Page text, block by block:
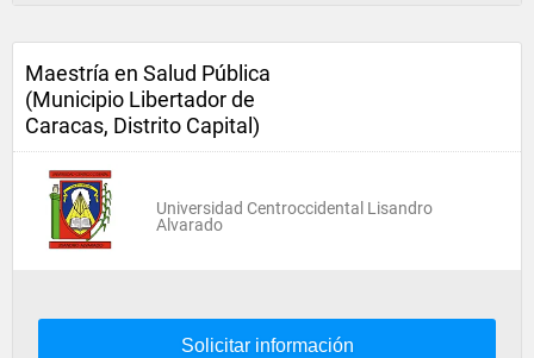
Maestría en Salud Pública
(Municipio Libertador de
Caracas, Distrito Capital)
Universidad Centroccidental Lisandro
Alvarado
Solicitar información